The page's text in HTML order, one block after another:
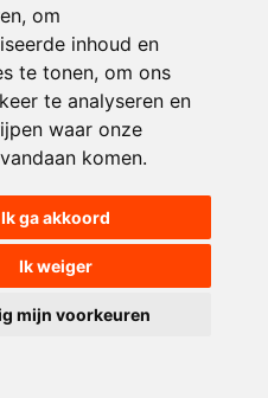
om
inhoud en
te tonen, om ons
te analyseren en
waar onze
komen.
Ik ga akkoord
Ik weiger
mijn voorkeuren